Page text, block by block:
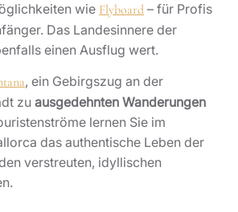
wie Flyboard – für Profis
Das Landesinnere der
einen Ausflug wert.
, ein Gebirgszug an der
zu ausgedehnten Wanderungen
lernen Sie im
das authentische Leben der
verstreuten, idyllischen